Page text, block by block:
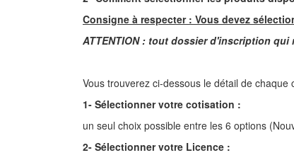
Consigne à respecter : Vous devez
ATTENTION : tout dossier d'inscription
Vous trouverez ci-dessous le détail de chaque
1- Sélectionner votre cotisation :
un seul choix possible entre les 6 options
2- Sélectionner votre Licence :